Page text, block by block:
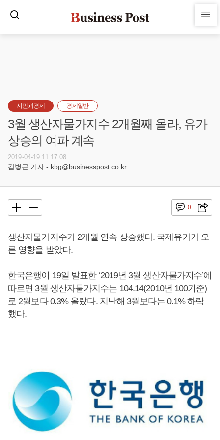
시민과경제 경제일반
3월 생산자물가지수 2개월째 올라, 유가
상승의 여파 계속
2019-04-19 11:17:08
감병근 기자 - kbg@businesspost.co.kr
0
생산자물가지수가 2개월 연속 상승했다. 국제유가가 오
른 영향을 받았다.
한국은행이 19일 발표한 ‘2019년 3월 생산자물가지수’에
따르면 3월 생산자물가지수는 104.14(2010년 100기준)
로 2월보다 0.3% 올랐다. 지난해 3월보다는 0.1% 하락
했다.